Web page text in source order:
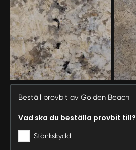
Beställ provbit av Golden Beach
Vad ska du beställa provbit till?
Stänkskydd